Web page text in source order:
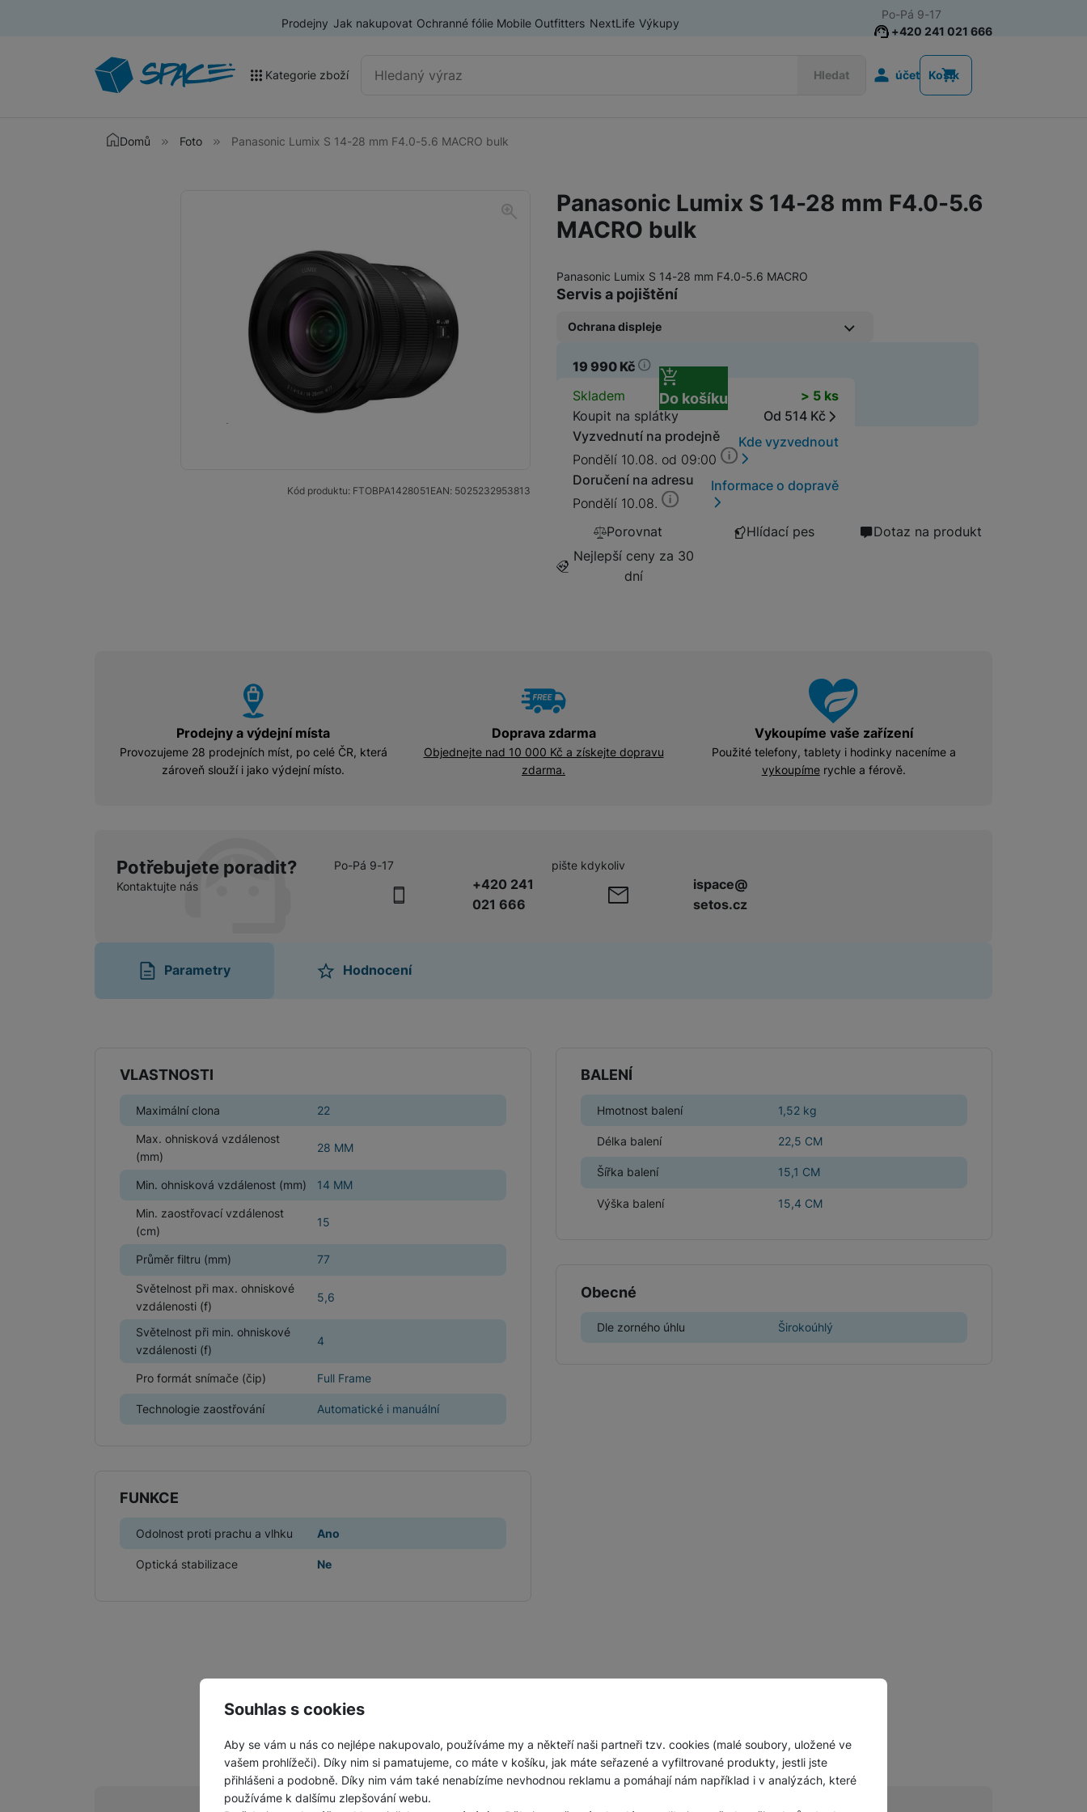
Souhlas s cookies
Aby se vám u nás co nejlépe nakupovalo, používáme my a někteří naši partneři tzv. cookies (malé soubory, uložené ve
vašem prohlížeči). Díky nim si pamatujeme, co máte v košíku, jak máte seřazené a vyfiltrované produkty, jestli jste
přihlášeni a podobně. Díky nim vám také nenabízíme nevhodnou reklamu a pomáhají nám například i v analýzách, které
používáme k dalšímu zlepšování webu.
Prodejny Jak nakupovat Ochranné fólie Mobile Outfitters NextLife Výkupy
Vyhledávání Hledat
Kategorie zboží
Akce a výprodej
Instax Square
Tiskárny FUJIFILM pro mobilní telefony
Fotopapír k FUJIFILM Instax
Fotoaparáty Nikon
Těla Nikon
Sety Nikon
Fotoaparáty Panasonic
Bezzrcadlovky
Jednorázové fotoaparáty Videokamery
+420 241 021 666
Po-Pá 9-17
Uživatelská
účet Košík
Domů Foto Panasonic Lumix S 14-28 mm F4.0-5.6 MACRO bulk
Panasonic Lumix S 14-28 mm F4.0-5.6
MACRO bulk
Panasonic Lumix S 14-28 mm F4.0-5.6 MACRO
Servis a pojištění
Ochrana displeje
Základní fólie (Neviditelná ochrana displeje)
19 990 Kč
Do košíku
Dostupnost
Skladem
> 5 ks
Koupit na splátky
Od 514 Kč
Vyzvednutí na prodejně
Pondělí 10.08. od 09:00
Kde vyzvednout
Doručení na adresu
Pondělí 10.08.
Informace o dopravě
Porovnat Hlídací pes
Dotaz na produkt
Nejlepší ceny za 30
dní
Kód produktu: FTOBPA1428051 EAN: 5025232953813
Prodejny a výdejní místa
Provozujeme 28 prodejních míst, po celé ČR, která
zároveň slouží i jako výdejní místo.
Doprava zdarma
Objednejte nad 10 000 Kč a získejte dopravu
zdarma.
Vykoupíme vaše zařízení
Použité telefony, tablety i hodinky naceníme a
vykoupímerychle a férově.
Potřebujete poradit?
Kontaktujte nás
Po-Pá 9-17
+420 241
021 666
pište kdykoliv
ispace@
setos.cz
Parametry Hodnocení
VLASTNOSTI
Maximální clona 22
Max. ohnisková vzdálenost
(mm)
28 MM
Min. ohnisková vzdálenost (mm) 14 MM
Min. zaostřovací vzdálenost
(cm)
15
Průměr filtru (mm) 77
Světelnost při max. ohniskové
vzdálenosti (f)
5,6
Světelnost při min. ohniskové
vzdálenosti (f)
4
Pro formát snímače (čip) Full Frame
Technologie zaostřování Automatické i manuální
FUNKCE
Odolnost proti prachu a vlhku Ano
Optická stabilizace Ne
BALENÍ
Hmotnost balení 1,52 kg
Délka balení 22,5 CM
Šířka balení 15,1 CM
Výška balení 15,4 CM
Obecné
Dle zorného úhlu Širokoúhlý